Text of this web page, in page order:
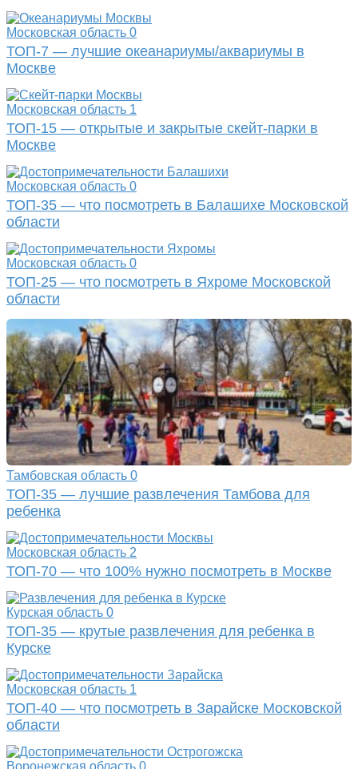
Московская область 0
ТОП-7 — лучшие океанариумы/аквариумы в
Москве
Московская область 1
ТОП-15 — открытые и закрытые скейт-парки в
Москве
Московская область 0
ТОП-35 — что посмотреть в Балашихе Московской
области
Московская область 0
ТОП-25 — что посмотреть в Яхроме Московской
области
Тамбовская область 0
ТОП-35 — лучшие развлечения Тамбова для
ребенка
Московская область 2
ТОП-70 — что 100% нужно посмотреть в Москве
Курская область 0
ТОП-35 — крутые развлечения для ребенка в
Курске
Московская область 1
ТОП-40 — что посмотреть в Зарайске Московской
области